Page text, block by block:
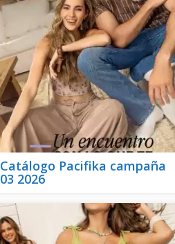
Catálogo Pacifika campaña
03 2026